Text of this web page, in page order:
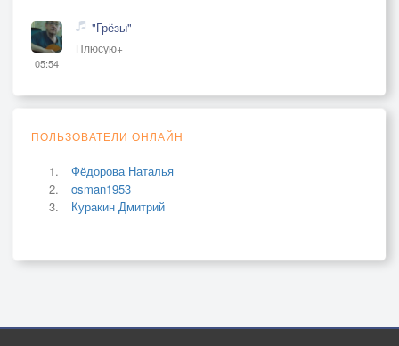
05:54
"Грёзы"
Плюсую+
ПОЛЬЗОВАТЕЛИ ОНЛАЙН
Фёдорова Наталья
osman1953
Куракин Дмитрий